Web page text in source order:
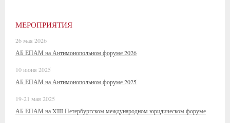
МЕРОПРИЯТИЯ
26 мая 2026
АБ ЕПАМ на Антимонопольном форуме 2026
10 июня 2025
АБ ЕПАМ на Антимонопольном форуме 2025
19-21 мая 2025
АБ ЕПАМ на XIII Петербургском международном юридическом форуме